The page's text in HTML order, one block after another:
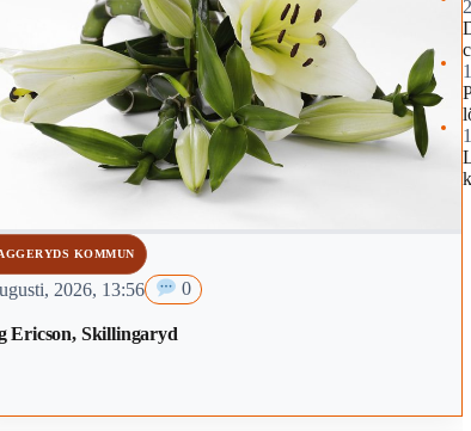
KOMMUN
2026, 13:56 0
Ericson, Skillingaryd